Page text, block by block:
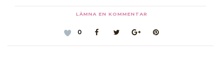
LÄMNA EN KOMMENTAR
0